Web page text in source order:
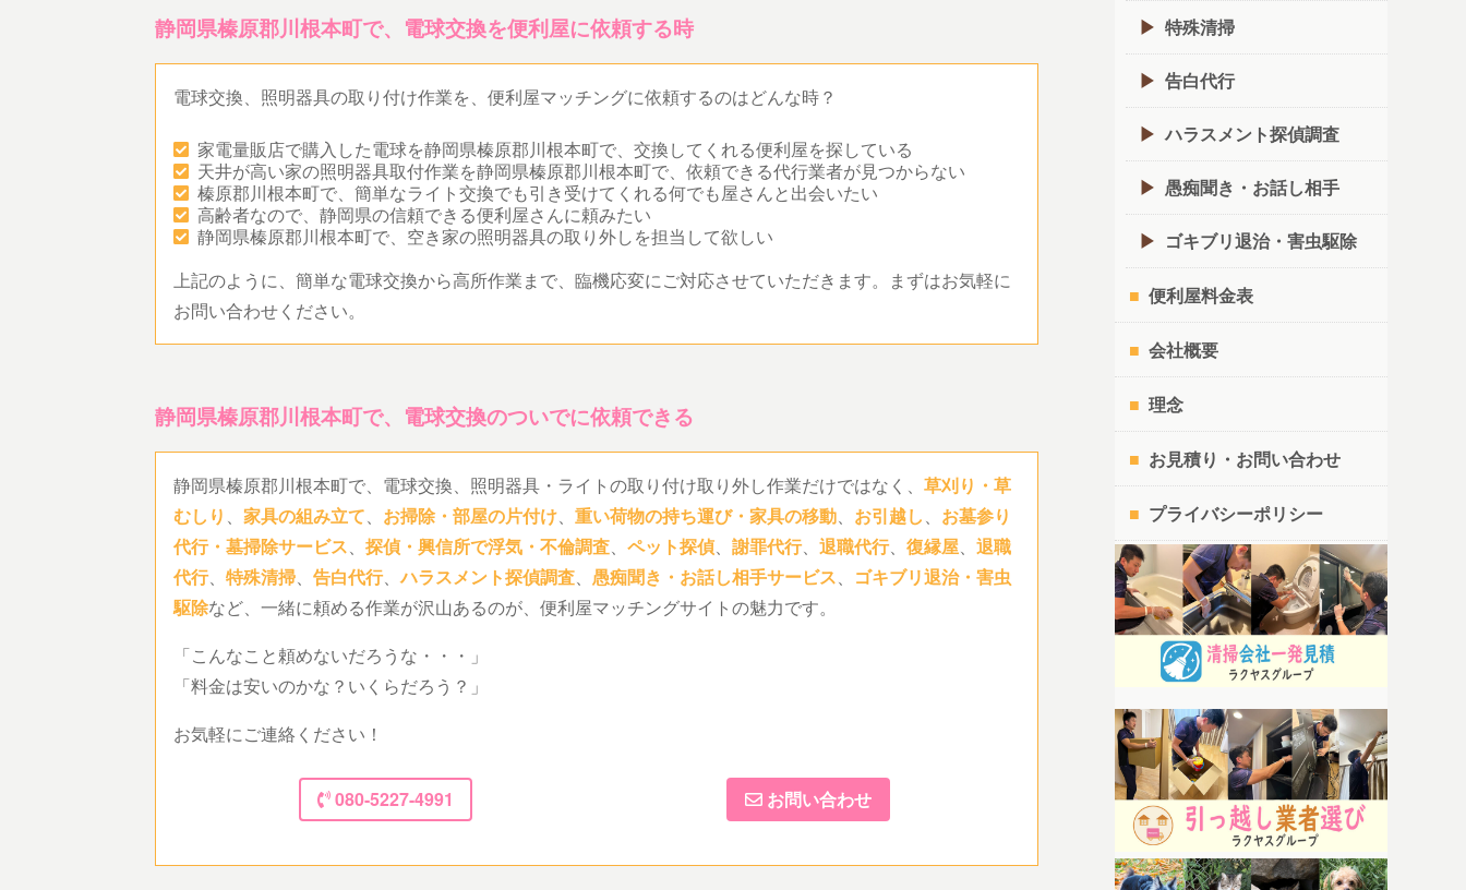
静岡県榛原郡川根本町で、電球交換を便利屋に依頼する時
電球交換、照明器具の取り付け作業を、便利屋マッチングに依頼するのはどんな時？
家電量販店で購入した電球を静岡県榛原郡川根本町で、交換してくれる便利屋を探している
天井が高い家の照明器具取付作業を静岡県榛原郡川根本町で、依頼できる代行業者が見つからない
榛原郡川根本町で、簡単なライト交換でも引き受けてくれる何でも屋さんと出会いたい
高齢者なので、静岡県の信頼できる便利屋さんに頼みたい
静岡県榛原郡川根本町で、空き家の照明器具の取り外しを担当して欲しい
上記のように、簡単な電球交換から高所作業まで、臨機応変にご対応させていただきます。まずはお気軽に
お問い合わせください。
静岡県榛原郡川根本町で、電球交換のついでに依頼できる
静岡県榛原郡川根本町で、電球交換、照明器具・ライトの取り付け取り外し作業だけではなく、 草刈り・草
むしり 、 家具の組み立て、 お掃除・部屋の片付け、 重い荷物の持ち運び・家具の移動、 お引越し、 お墓参り
代行・墓掃除サービス、 探偵・興信所で浮気・不倫調査、 ペット探偵、 謝罪代行、 退職代行、 復縁屋、 退職
代行、 特殊清掃、 告白代行、ハラスメント探偵調査、 愚痴聞き・お話し相手サービス、 ゴキブリ退治・害虫
駆除など、一緒に頼める作業が沢山あるのが、便利屋マッチングサイトの魅力です。
「こんなこと頼めないだろうな・・・」
「料金は安いのかな？いくらだろう？」
お気軽にご連絡ください！
080-5227-4991 お問い合わせ
特殊清掃
告白代行
ハラスメント探偵調査
愚痴聞き・お話し相手
ゴキブリ退治・害虫駆除
便利屋料金表
会社概要
理念
お見積り・お問い合わせ
プライバシーポリシー